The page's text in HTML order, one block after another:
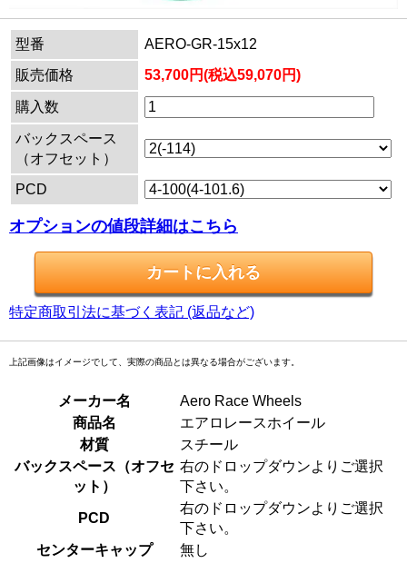
型番
AERO-GR-15x12
販売価格
53,700円(税込59,070円)
購入数
バックスペース
（オフセット）
PCD
オプションの値段詳細はこちら
特定商取引法に基づく表記 (返品など)
上記画像はイメージでして、実際の商品とは異なる場合がございます。
メーカー名
Aero Race Wheels
商品名
エアロレースホイール
材質
スチール
バックスペース（オフセ
ット）
右のドロップダウンよりご選択
下さい。
PCD
右のドロップダウンよりご選択
下さい。
センターキャップ
無し